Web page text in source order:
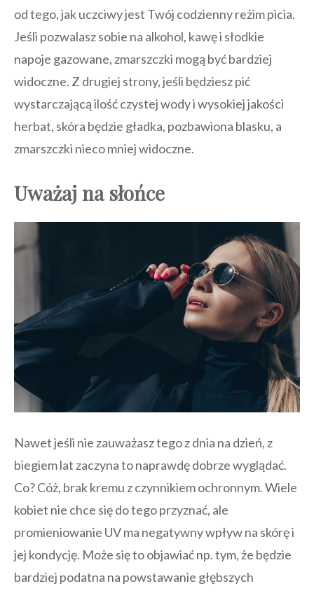
od tego, jak uczciwy jest Twój codzienny reżim picia.
Jeśli pozwalasz sobie na alkohol, kawę i słodkie
napoje gazowane, zmarszczki mogą być bardziej
widoczne. Z drugiej strony, jeśli będziesz pić
wystarczającą ilość czystej wody i wysokiej jakości
herbat, skóra będzie gładka, pozbawiona blasku, a
zmarszczki nieco mniej widoczne.
Uważaj na słońce
Nawet jeśli nie zauważasz tego z dnia na dzień, z
biegiem lat zaczyna to naprawdę dobrze wyglądać.
Co? Cóż, brak kremu z czynnikiem ochronnym. Wiele
kobiet nie chce się do tego przyznać, ale
promieniowanie UV ma negatywny wpływ na skórę i
jej kondycję. Może się to objawiać np. tym, że będzie
bardziej podatna na powstawanie głębszych